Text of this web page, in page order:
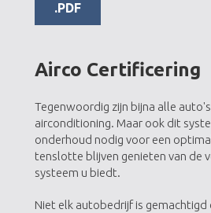
.PDF
Airco Certificering
Tegenwoordig zijn bijna alle
airconditioning. Maar ook dit
onderhoud nodig voor een
tenslotte blijven genieten van de
systeem u biedt.
Niet elk autobedrijf is gemachtigd